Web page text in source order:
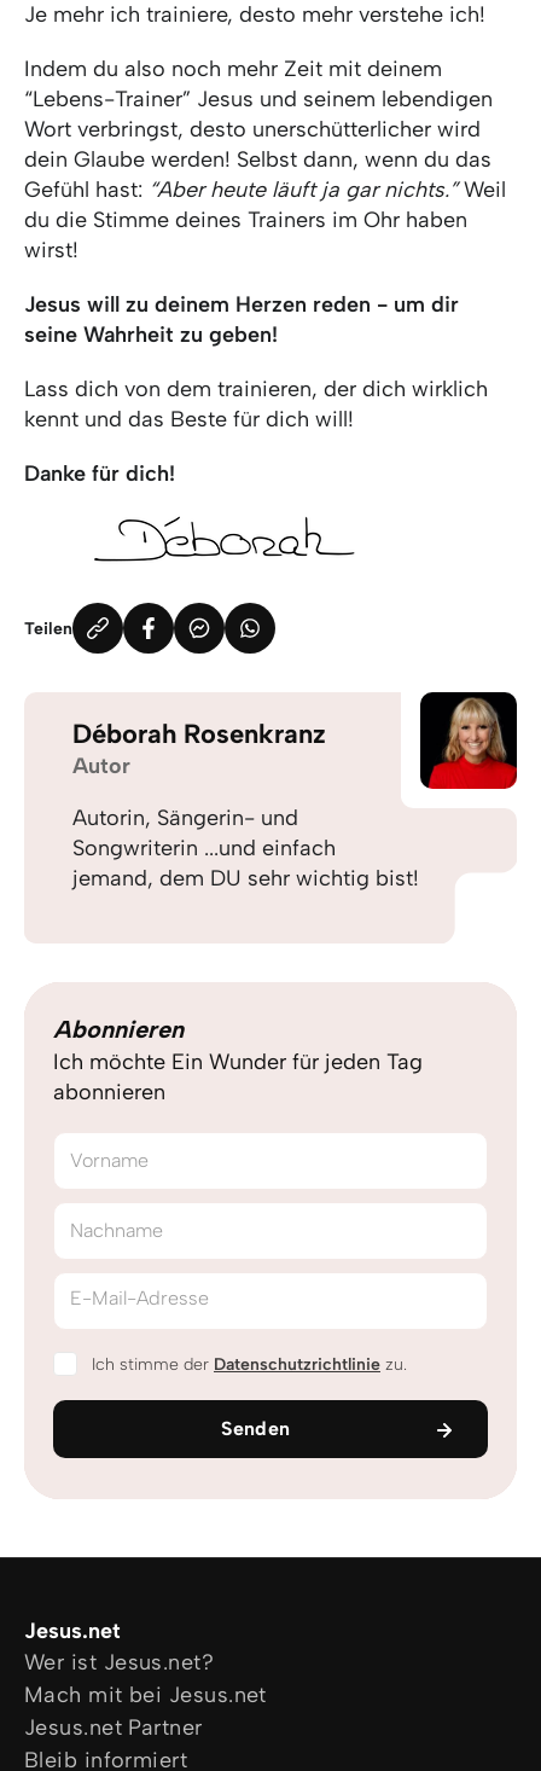
Je mehr ich trainiere, desto mehr verstehe ich!
Indem du also noch mehr Zeit mit deinem
“Lebens-Trainer” Jesus und seinem lebendigen
Wort verbringst, desto unerschütterlicher wird
dein Glaube werden! Selbst dann, wenn du das
Gefühl hast: “Aber heute läuft ja gar nichts.”Weil
du die Stimme deines Trainers im Ohr haben
wirst!
Jesus will zu deinem Herzen reden - um dir
seine Wahrheit zu geben!
Lass dich von dem trainieren, der dich wirklich
kennt und das Beste für dich will!
Danke für dich!
Teilen
Déborah Rosenkranz
Autor
Autorin, Sängerin- und
Songwriterin ...und einfach
jemand, dem DU sehr wichtig bist!
Abonnieren
Ich möchte Ein Wunder für jeden Tag
abonnieren
Vorname
Nachname
E-Mail-Adresse
Ich stimme der Datenschutzrichtlinie zu.
Senden
Jesus.net
Wer ist Jesus.net?
Mach mit bei Jesus.net
Jesus.net Partner
Bleib informiert